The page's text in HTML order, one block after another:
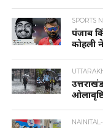
SPORTS
पंजाब
कोहली